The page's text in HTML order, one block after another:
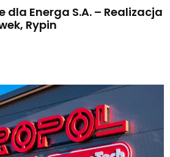
dla Energa S.A. – Realizacja
Rypin